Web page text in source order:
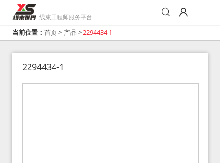
线束工程师服务平台
当前位置： 首页> 产品 >2294434-1
2294434-1